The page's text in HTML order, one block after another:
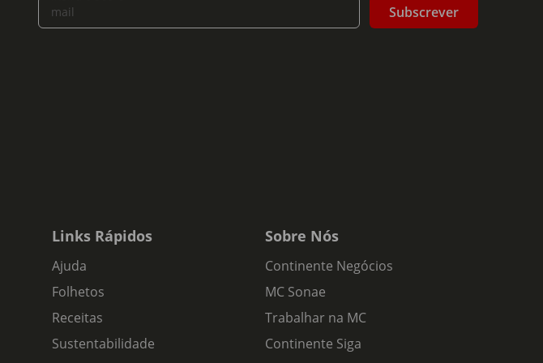
mail
Subscrever
Links Rápidos
Ajuda
Folhetos
Receitas
Sustentabilidade
Sobre Nós
Continente Negócios
MC Sonae
Trabalhar na MC
Continente Siga